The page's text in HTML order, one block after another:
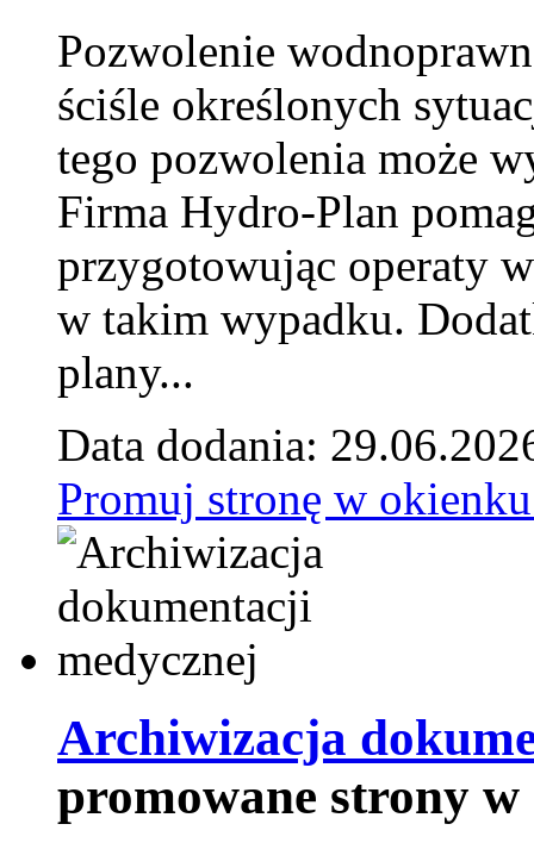
Pozwolenie
ściśle określonych
tego pozwolenia może
Firma Hydro-Plan
przygotowując operaty
w takim wypadku.
plany...
Data dodania:
Promuj stronę w
Archiwizacja
promowane strony